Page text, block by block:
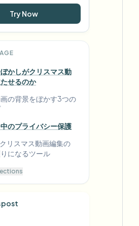
Try Now
かしがクリスマス動
せるのか
の背景をぼかす3つの
のプライバシー保護
リスマス動画編集の
になるツール
post